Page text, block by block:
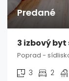
Predané
Poprad -
3 2